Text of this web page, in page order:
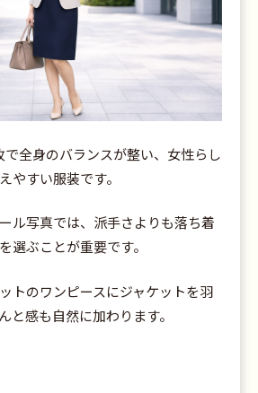
で全身のバランスが整い、女性らし
やすい服装です。
ル写真では、派手さよりも落ち着
選ぶことが重要です。
トのワンピースにジャケットを羽
と感も自然に加わります。